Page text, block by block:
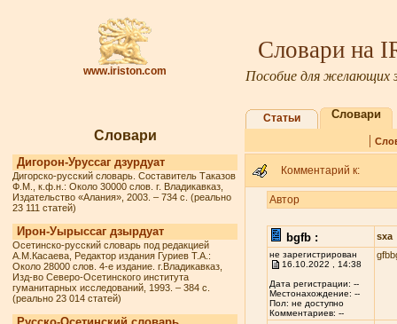
www.iriston.com
Словари на
Пособие для желающих
Словари
Дигорон-Уруссаг дзурдуат
Дигорско-русский словарь. Составитель Таказов
Ф.М., к.ф.н.: Около 30000 слов. г. Владикавказ,
Издательство «Алания», 2003. – 734 с. (реально
23 111 статей)
Ирон-Уырыссаг дзырдуат
Осетинско-русский словарь под редакцией
А.М.Касаева, Редактор издания Гуриев Т.А.:
Около 28000 слов. 4-е издание. г.Владикавказ,
Изд-во Северо-Осетинского института
гуманитарных исследований, 1993. – 384 с.
(реально 23 014 статей)
Статьи Словари
|
Комментарий к:
Автор
bgfb :
sxa
не зарегистрирован
16.10.2022 , 14:38
Дата регистрации: --
Местонахождение: --
Пол: не доступно
Комментариев: --